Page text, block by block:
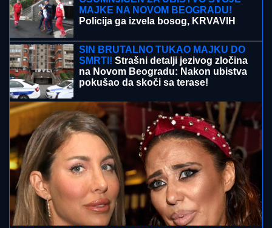
MINISTAR ARAKČI:Iran pokazao snagu,
muslimanske zemlje treba da se oslone na sebe
POKUŠAO PARAGLAJDEROM DO
SEUTE:Migrant pao u more i poginuo
(VIDEO)
OVAJ FAKULTET JE ZAVRŠILA SARA
Sada uživa na putovanjima sa
Aleksejem Bjelogrlićem, a nekada se
školovala i u Italiji - OVO joj je bio
problem